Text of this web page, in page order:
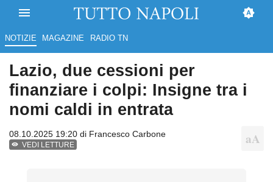
NOTIZIE MAGAZINE RADIO TN
Lazio, due cessioni per
finanziare i colpi: Insigne tra i
nomi caldi in entrata
08.10.2025 19:20 di Francesco Carbone
VEDI LETTURE